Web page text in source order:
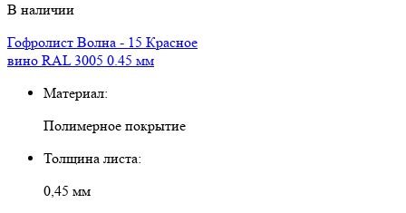
В наличии
Гофролист Волна - 15 Красное
вино RAL 3005 0.45 мм
Материал:
Полимерное покрытие
Толщина листа:
0,45 мм